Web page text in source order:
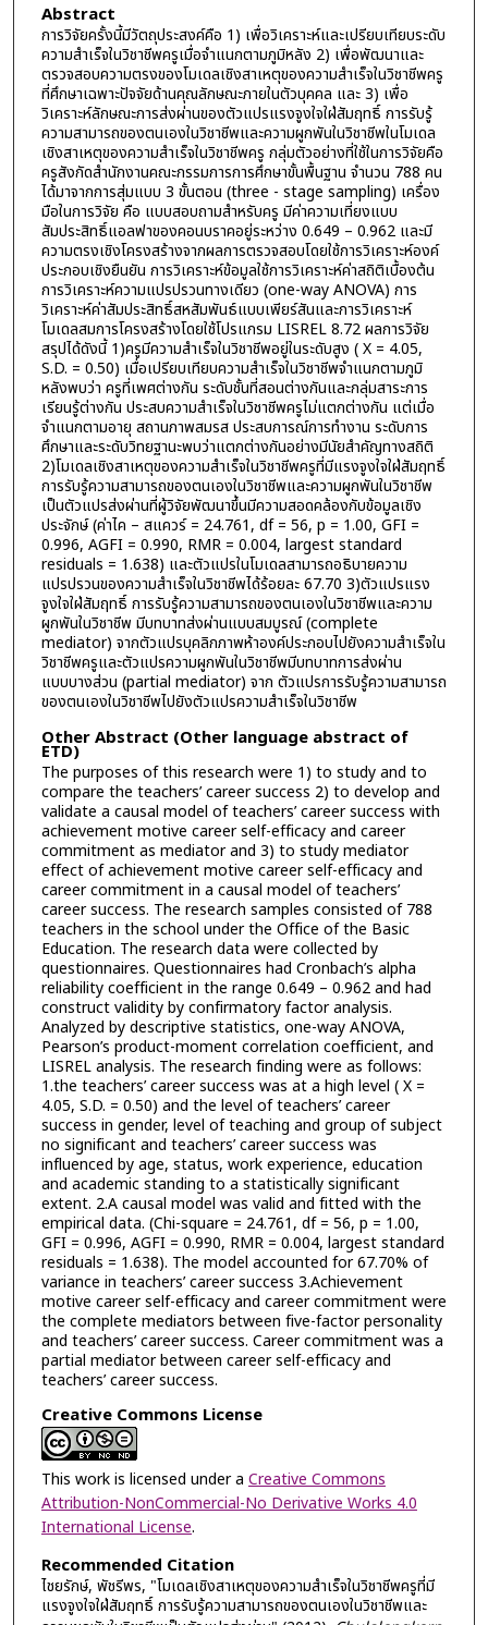
Abstract
การวิจัยครั้งนี้มีวัตถุประสงค์คือ 1) เพื่อวิเคราะห์และเปรียบเทียบระดับ
ความสำเร็จในวิชาชีพครูเมื่อจำแนกตามภูมิหลัง 2) เพื่อพัฒนาและ
ตรวจสอบความตรงของโมเดลเชิงสาเหตุของความสำเร็จในวิชาชีพครู
ที่ศึกษาเฉพาะปัจจัยด้านคุณลักษณะภายในตัวบุคคล และ 3) เพื่อ
วิเคราะห์ลักษณะการส่งผ่านของตัวแปรแรงจูงใจใฝ่สัมฤทธิ์ การรับรู้
ความสามารถของตนเองในวิชาชีพและความผูกพันในวิชาชีพในโมเดล
เชิงสาเหตุของความสำเร็จในวิชาชีพครู กลุ่มตัวอย่างที่ใช้ในการวิจัยคือ
ครูสังกัดสำนักงานคณะกรรมการการศึกษาขั้นพื้นฐาน จำนวน 788 คน
ได้มาจากการสุ่มแบบ 3 ขั้นตอน (three - stage sampling) เครื่อง
มือในการวิจัย คือ แบบสอบถามสำหรับครู มีค่าความเที่ยงแบบ
สัมประสิทธิ์แอลฟาของคอนบราคอยู่ระหว่าง 0.649 – 0.962 และมี
ความตรงเชิงโครงสร้างจากผลการตรวจสอบโดยใช้การวิเคราะห์องค์
ประกอบเชิงยืนยัน การวิเคราะห์ข้อมูลใช้การวิเคราะห์ค่าสถิติเบื้องต้น
การวิเคราะห์ความแปรปรวนทางเดียว (one-way ANOVA) การ
วิเคราะห์ค่าสัมประสิทธิ์สหสัมพันธ์แบบเพียร์สันและการวิเคราะห์
โมเดลสมการโครงสร้างโดยใช้โปรแกรม LISREL 8.72 ผลการวิจัย
สรุปได้ดังนี้ 1)ครูมีความสำเร็จในวิชาชีพอยู่ในระดับสูง ( X = 4.05,
S.D. = 0.50) เมื่อเปรียบเทียบความสำเร็จในวิชาชีพจำแนกตามภูมิ
หลังพบว่า ครูที่เพศต่างกัน ระดับชั้นที่สอนต่างกันและกลุ่มสาระการ
เรียนรู้ต่างกัน ประสบความสำเร็จในวิชาชีพครูไม่แตกต่างกัน แต่เมื่อ
จำแนกตามอายุ สถานภาพสมรส ประสบการณ์การทำงาน ระดับการ
ศึกษาและระดับวิทยฐานะพบว่าแตกต่างกันอย่างมีนัยสำคัญทางสถิติ
2)โมเดลเชิงสาเหตุของความสำเร็จในวิชาชีพครูที่มีแรงจูงใจใฝ่สัมฤทธิ์
การรับรู้ความสามารถของตนเองในวิชาชีพและความผูกพันในวิชาชีพ
เป็นตัวแปรส่งผ่านที่ผู้วิจัยพัฒนาขึ้นมีความสอดคล้องกับข้อมูลเชิง
ประจักษ์ (ค่าไค – สแควร์ = 24.761, df = 56, p = 1.00, GFI =
0.996, AGFI = 0.990, RMR = 0.004, largest standard
residuals = 1.638) และตัวแปรในโมเดลสามารถอธิบายความ
แปรปรวนของความสำเร็จในวิชาชีพได้ร้อยละ 67.70 3)ตัวแปรแรง
จูงใจใฝ่สัมฤทธิ์ การรับรู้ความสามารถของตนเองในวิชาชีพและความ
ผูกพันในวิชาชีพ มีบทบาทส่งผ่านแบบสมบูรณ์ (complete
mediator) จากตัวแปรบุคลิกภาพห้าองค์ประกอบไปยังความสำเร็จใน
วิชาชีพครูและตัวแปรความผูกพันในวิชาชีพมีบทบาทการส่งผ่าน
แบบบางส่วน (partial mediator) จาก ตัวแปรการรับรู้ความสามารถ
ของตนเองในวิชาชีพไปยังตัวแปรความสำเร็จในวิชาชีพ
Other Abstract (Other language abstract of
ETD)
The purposes of this research were 1) to study and to
compare the teachers’ career success 2) to develop and
validate a causal model of teachers’ career success with
achievement motive career self-efficacy and career
commitment as mediator and 3) to study mediator
effect of achievement motive career self-efficacy and
career commitment in a causal model of teachers’
career success. The research samples consisted of 788
teachers in the school under the Office of the Basic
Education. The research data were collected by
questionnaires. Questionnaires had Cronbach’s alpha
reliability coefficient in the range 0.649 – 0.962 and had
construct validity by confirmatory factor analysis.
Analyzed by descriptive statistics, one-way ANOVA,
Pearson’s product-moment correlation coefficient, and
LISREL analysis. The research finding were as follows:
1.the teachers’ career success was at a high level ( X =
4.05, S.D. = 0.50) and the level of teachers’ career
success in gender, level of teaching and group of subject
no significant and teachers’ career success was
influenced by age, status, work experience, education
and academic standing to a statistically significant
extent. 2.A causal model was valid and fitted with the
empirical data. (Chi-square = 24.761, df = 56, p = 1.00,
GFI = 0.996, AGFI = 0.990, RMR = 0.004, largest standard
residuals = 1.638). The model accounted for 67.70% of
variance in teachers’ career success 3.Achievement
motive career self-efficacy and career commitment were
the complete mediators between five-factor personality
and teachers’ career success. Career commitment was a
partial mediator between career self-efficacy and
teachers’ career success.
Creative Commons License
This work is licensed under a Creative Commons
Attribution-NonCommercial-No Derivative Works 4.0
International License.
Recommended Citation
ไชยรักษ์, พัชรีพร, "โมเดลเชิงสาเหตุของความสำเร็จในวิชาชีพครูที่มี
แรงจูงใจใฝ่สัมฤทธิ์ การรับรู้ความสามารถของตนเองในวิชาชีพและ